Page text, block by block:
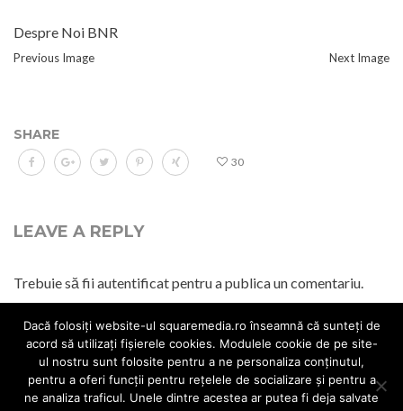
Despre Noi BNR
Previous Image Next Image
SHARE
30
LEAVE A REPLY
Trebuie să fiiautentificatpentru a publica un comentariu.
© 2017 All rights reserved. Web Design Politica cookies
Politica
Termeni si conditii
Dacă folosiți website-ul squaremedia.ro înseamnă că sunteți de
acord să utilizați fișierele cookies. Modulele cookie de pe site-
ul nostru sunt folosite pentru a ne personaliza conținutul,
pentru a oferi funcții pentru rețelele de socializare și pentru a
ne analiza traficul. Unele dintre acestea ar putea fi deja salvate